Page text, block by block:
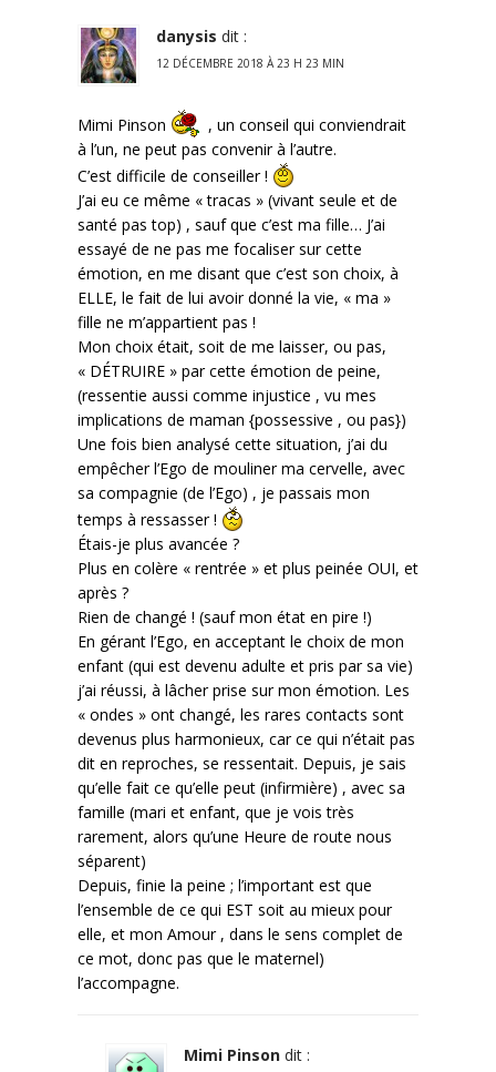
danysis dit :
12 DÉCEMBRE 2018 À 23 H 23 MIN
Mimi Pinson
, un conseil qui conviendrait
à l’un, ne peut pas convenir à l’autre.
C’est difficile de conseiller !
J’ai eu ce même « tracas » (vivant seule et de
santé pas top) , sauf que c’est ma fille… J’ai
essayé de ne pas me focaliser sur cette
émotion, en me disant que c’est son choix, à
ELLE, le fait de lui avoir donné la vie, « ma »
fille ne m’appartient pas !
Mon choix était, soit de me laisser, ou pas,
« DÉTRUIRE » par cette émotion de peine,
(ressentie aussi comme injustice , vu mes
implications de maman {possessive , ou pas})
Une fois bien analysé cette situation, j’ai du
empêcher l’Ego de mouliner ma cervelle, avec
sa compagnie (de l’Ego) , je passais mon
temps à ressasser !
Étais-je plus avancée ?
Plus en colère « rentrée » et plus peinée OUI, et
après ?
Rien de changé ! (sauf mon état en pire !)
En gérant l’Ego, en acceptant le choix de mon
enfant (qui est devenu adulte et pris par sa vie)
j’ai réussi, à lâcher prise sur mon émotion. Les
« ondes » ont changé, les rares contacts sont
devenus plus harmonieux, car ce qui n’était pas
dit en reproches, se ressentait. Depuis, je sais
qu’elle fait ce qu’elle peut (infirmière) , avec sa
famille (mari et enfant, que je vois très
rarement, alors qu’une Heure de route nous
séparent)
Depuis, finie la peine ; l’important est que
l’ensemble de ce qui EST soit au mieux pour
elle, et mon Amour , dans le sens complet de
ce mot, donc pas que le maternel)
l’accompagne.
Mimi Pinson dit :